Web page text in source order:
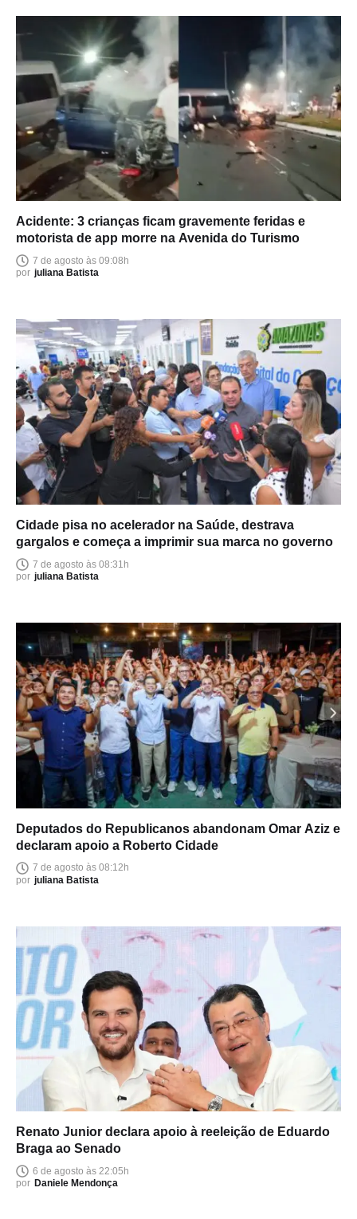
Acidente: 3 crianças ficam gravemente feridas e
motorista de app morre na Avenida do Turismo
7 de agosto às 09:08h
por juliana Batista
Cidade pisa no acelerador na Saúde, destrava
gargalos e começa a imprimir sua marca no governo
7 de agosto às 08:31h
por juliana Batista
Deputados do Republicanos abandonam Omar Aziz e
declaram apoio a Roberto Cidade
7 de agosto às 08:12h
por juliana Batista
Renato Junior declara apoio à reeleição de Eduardo
Braga ao Senado
6 de agosto às 22:05h
por Daniele Mendonça